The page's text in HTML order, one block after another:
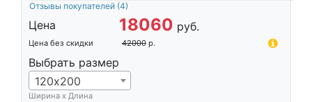
Отзывы покупателей (4)
Цена 18060 руб.
Цена без скидки 42000 р.
Выбрать размер
120х200
Ширина х Длина